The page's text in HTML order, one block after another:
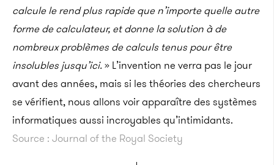
calcule le rend plus rapide que n’importe quelle autre
forme de calculateur, et donne la solution à de
nombreux problèmes de calculs tenus pour être
insolubles jusqu’ici.» L’invention ne verra pas le jour
avant des années, mais si les théories des chercheurs
se vérifient, nous allons voir apparaître des systèmes
informatiques aussi incroyables qu’intimidants.
Source : Journal of the Royal Society